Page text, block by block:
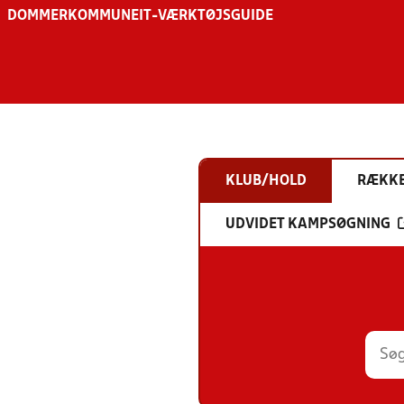
DOMMER KOMMUNE IT-VÆRKTØJSGUIDE
KLUB/HOLD
UDVIDET KAMPSØGNING